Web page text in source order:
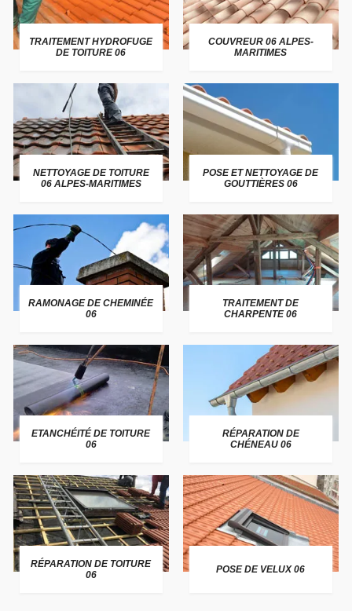
TRAITEMENT HYDROFUGE
DE TOITURE 06
COUVREUR 06 ALPES-
MARITIMES
NETTOYAGE DE TOITURE
06 ALPES-MARITIMES
POSE ET NETTOYAGE DE
GOUTTIÈRES 06
RAMONAGE DE CHEMINÉE
06
TRAITEMENT DE
CHARPENTE 06
ETANCHÉITÉ DE TOITURE
06
RÉPARATION DE
CHÉNEAU 06
RÉPARATION DE TOITURE
06
POSE DE VELUX 06